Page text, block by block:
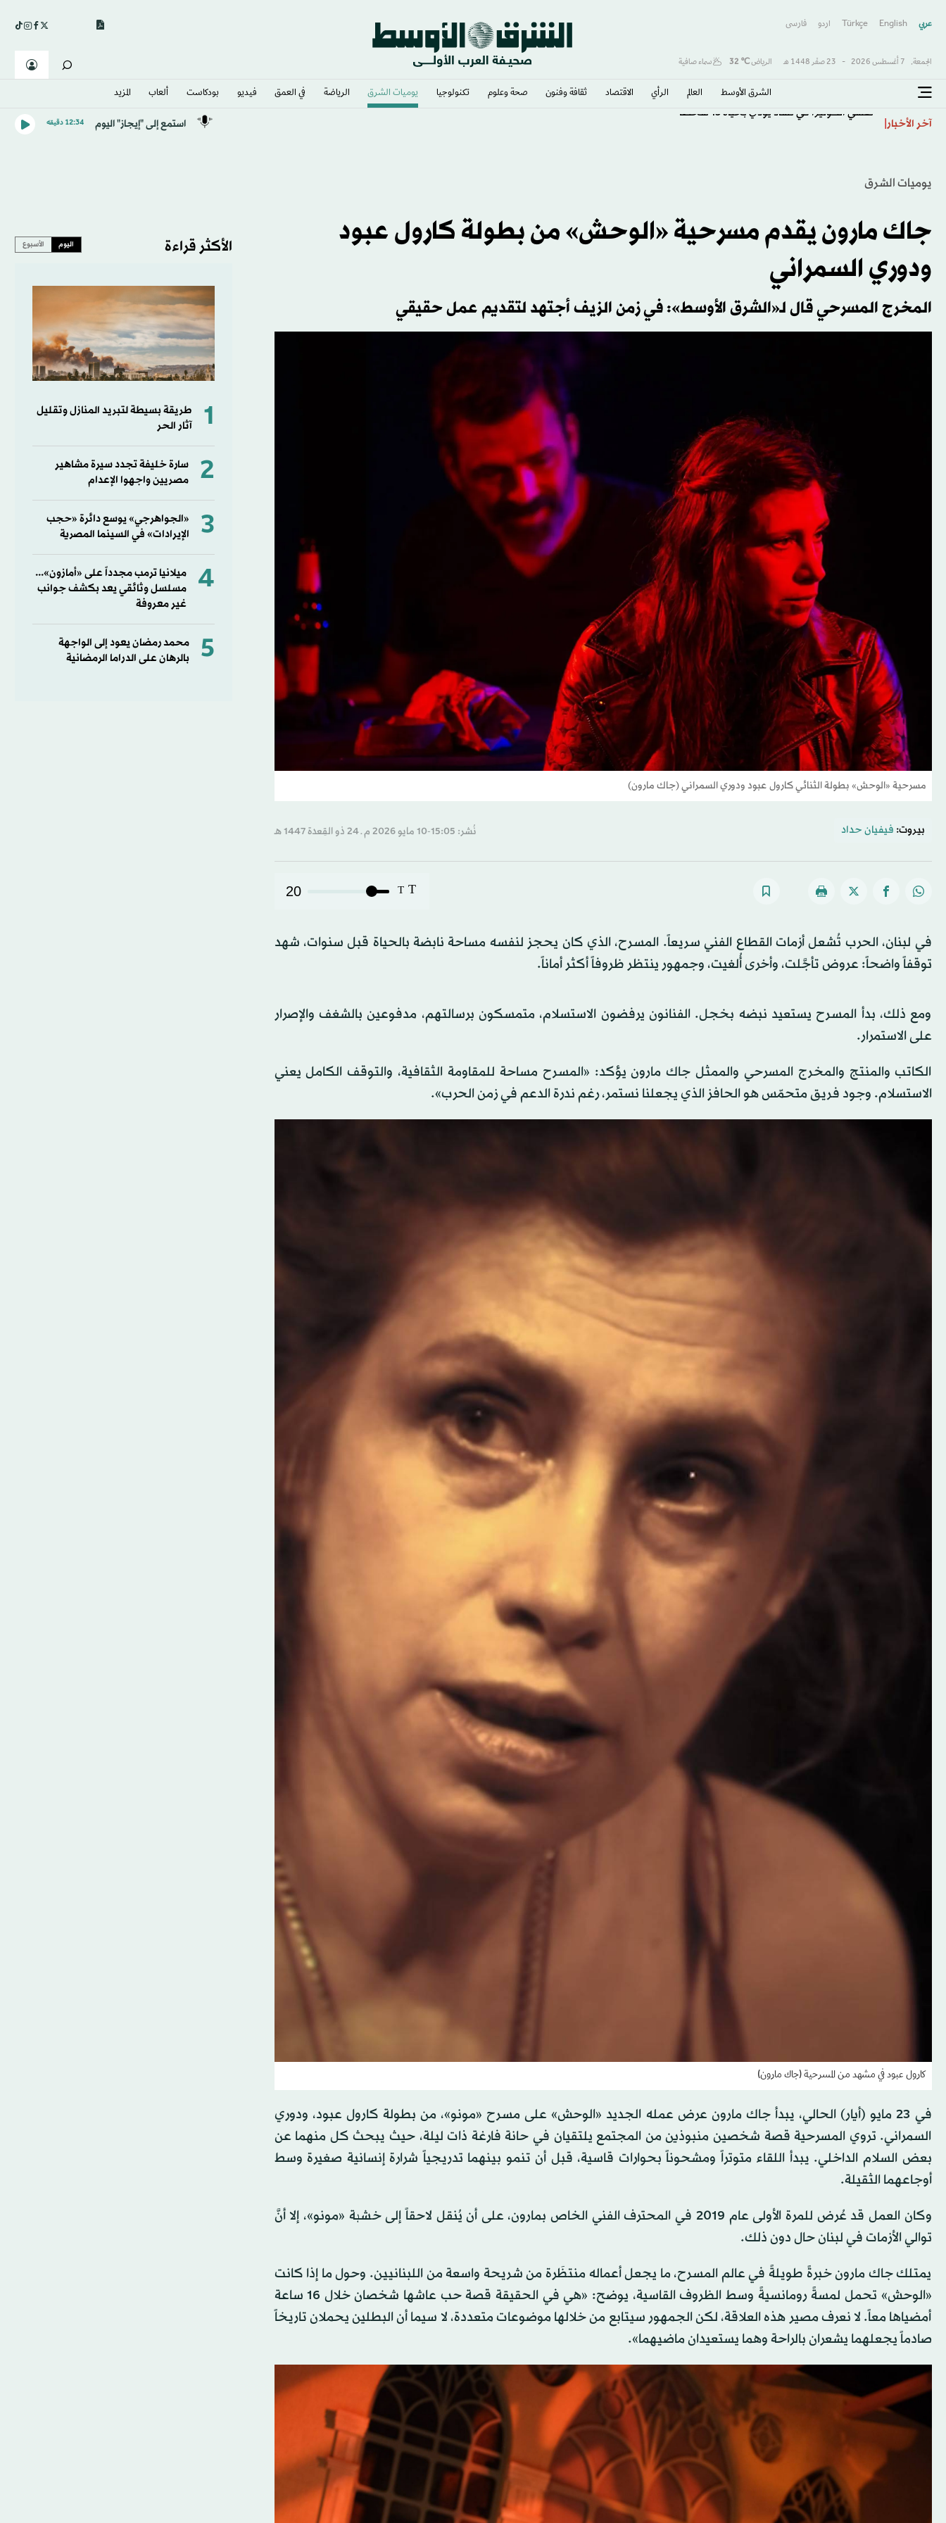
عربي English
Türkçe اردو فارسى
الجمعة, 7 أغسطس 2026 - 23 صفَر 1448 هـ الرياض℃
32 سماء صافية
الشرق الأوسط​ العالم الرأي الاقتصاد ثقافة وفنون صحة وعلوم تكنولوجيا يوميات الشرق​ الرياضة في العمق فيديو بودكاست ألعاب المزيد
آخر الأخبار تفشي الكوليرا في تشاد يودي بحياة 13 شخصا استمع إلى "إيجاز" اليوم 12:34 دقيقه
يوميات الشرق
جاك مارون يقدم مسرحية «الوحش» من بطولة كارول عبود
ودوري السمراني
المخرج المسرحي قال لـ«الشرق الأوسط»: في زمن الزيف أجتهد لتقديم عمل حقيقي
مسرحية «الوحش» بطولة الثنائي كارول عبود ودوري السمراني (جاك مارون)
بيروت: فيفيان حداد نُشر: 15:05-10 مايو 2026 م ـ 24 ذو القِعدة 1447 هـ
T
T
20
في لبنان، الحرب تُشعل أزمات القطاع الفني سريعاً. المسرح، الذي كان يحجز لنفسه مساحة نابضة بالحياة قبل سنوات، شهد
توقفاً واضحاً: عروض تأجَّلت، وأخرى أُلغيت، وجمهور ينتظر ظروفاً أكثر أماناً.
ومع ذلك، بدأ المسرح يستعيد نبضه بخجل. الفنانون يرفضون الاستسلام، متمسكون برسالتهم، مدفوعين بالشغف والإصرار
على الاستمرار.
الكاتب والمنتج والمخرج المسرحي والممثل جاك مارون يؤكد: «المسرح مساحة للمقاومة الثقافية، والتوقف الكامل يعني
الاستسلام. وجود فريق متحمّس هو الحافز الذي يجعلنا نستمر، رغم ندرة الدعم في زمن الحرب».
كارول عبود في مشهد من المسرحية (جاك مارون)
في 23 مايو (أيار) الحالي، يبدأ جاك مارون عرض عمله الجديد «الوحش» على مسرح «مونو»، من بطولة كارول عبود، ودوري
السمراني. تروي المسرحية قصة شخصين منبوذين من المجتمع يلتقيان في حانة فارغة ذات ليلة، حيث يبحث كل منهما عن
بعض السلام الداخلي. يبدأ اللقاء متوتراً ومشحوناً بحوارات قاسية، قبل أن تنمو بينهما تدريجياً شرارة إنسانية صغيرة وسط
أوجاعهما الثقيلة.
وكان العمل قد عُرض للمرة الأولى عام 2019 في المحترف الفني الخاص بمارون، على أن يُنقل لاحقاً إلى خشبة «مونو»، إلا أنَّ
توالي الأزمات في لبنان حال دون ذلك.
يمتلك جاك مارون خبرةً طويلةً في عالم المسرح، ما يجعل أعماله منتظَرة من شريحة واسعة من اللبنانيين. وحول ما إذا كانت
«الوحش» تحمل لمسةً رومانسيةً وسط الظروف القاسية، يوضح: «هي في الحقيقة قصة حب عاشها شخصان خلال 16 ساعة
أمضياها معاً. لا نعرف مصير هذه العلاقة، لكن الجمهور سيتابع من خلالها موضوعات متعددة، لا سيما أن البطلين يحملان تاريخاً
صادماً يجعلهما يشعران بالراحة وهما يستعيدان ماضيهما».
الأكثر قراءة اليوم الأسبوع
1
طريقة بسيطة لتبريد المنازل وتقليل
آثار الحر
2
سارة خليفة تجدد سيرة مشاهير
مصريين واجهوا الإعدام
3
«الجواهرجي» يوسع دائرة «حجب
الإيرادات» في السينما المصرية
4
ميلانيا ترمب مجدداً على «أمازون»...
مسلسل وثائقي يعد بكشف جوانب
غير معروفة
5
محمد رمضان يعود إلى الواجهة
بالرهان على الدراما الرمضانية